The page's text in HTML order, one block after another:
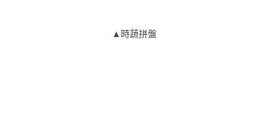
▲時蔬拼盤